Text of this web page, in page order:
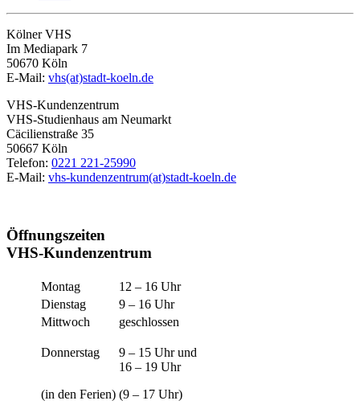
Kölner VHS
Im Mediapark 7
50670 Köln
E-Mail: vhs(at)stadt-koeln.de
VHS-Kundenzentrum
VHS-Studienhaus am Neumarkt
Cäcilienstraße 35
50667 Köln
Telefon: 0221 221-25990
E-Mail: vhs-kundenzentrum(at)stadt-koeln.de
Öffnungszeiten
VHS-Kundenzentrum
Montag
12 – 16 Uhr
Dienstag
9 – 16 Uhr
Mittwoch
geschlossen
Donnerstag
(in den Ferien)
9 – 15 Uhr und
16 – 19 Uhr
(9 – 17 Uhr)